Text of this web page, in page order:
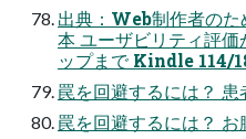
出典：Web制作者の
本 ユーザビリティ評
ップまで Kindle 114/
罠を回避するには？
罠を回避するには？